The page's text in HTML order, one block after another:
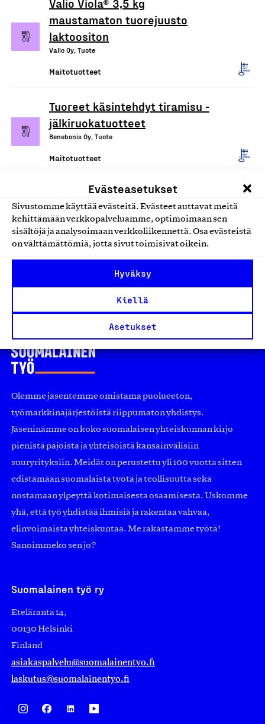
Evästeasetukset
Sivustomme käyttää evästeitä. Evästeet auttavat meitä
kehittämään verkkopalveluamme, optimoimaan sen
sisältöjä ja analysoimaan verkkoliikennettä. Osa evästeistä
on välttämättömiä, jotta sivut toimisivat oikein.
Hyväksy
Kiellä
Asetukset
Valio Viola® 3,5 kg
maustamaton tuorejuusto
laktoositon
Valio Oy, Tuote
Maitotuotteet
Tuoreet käsintehdyt tiramisu -
jälkiruokatuotteet
Benebonis Oy, Tuote
Maitotuotteet
Valio herkuttelujuustot 245-
300g (kolmiopalajuustot)
Valio Oy, Tuote
Maitotuotteet
Olemme jäsentemme omistama puolueeton,
työmarkkinajärjestöistä riippumaton yhdistys.
Jäseninämme on koko suomalaisen yhteiskunnan kirjo
pienistä pajoista ja yhteisöistä kansainvälisiin
suuryrityksiin. Meidät on perustettu yli 100 vuotta sitten
edistämään suomalaista työtä ja teollisuutta sekä
nostamaan ylpeyttä kotimaisesta osaamisesta. Uskomme
yhä, että työ yhdistää ihmisiä ja rakentaa vahvaa,
elinvoimaista yhteiskuntaa. Me rakastamme työtä!
Sanoimmeko sen jo?
Suomalainen työ ry
Eteläranta 14,
00130 Helsinki
Finland
asiakaspalvelu@suomalainentyo.fi
laskutus@suomalainentyo.fi